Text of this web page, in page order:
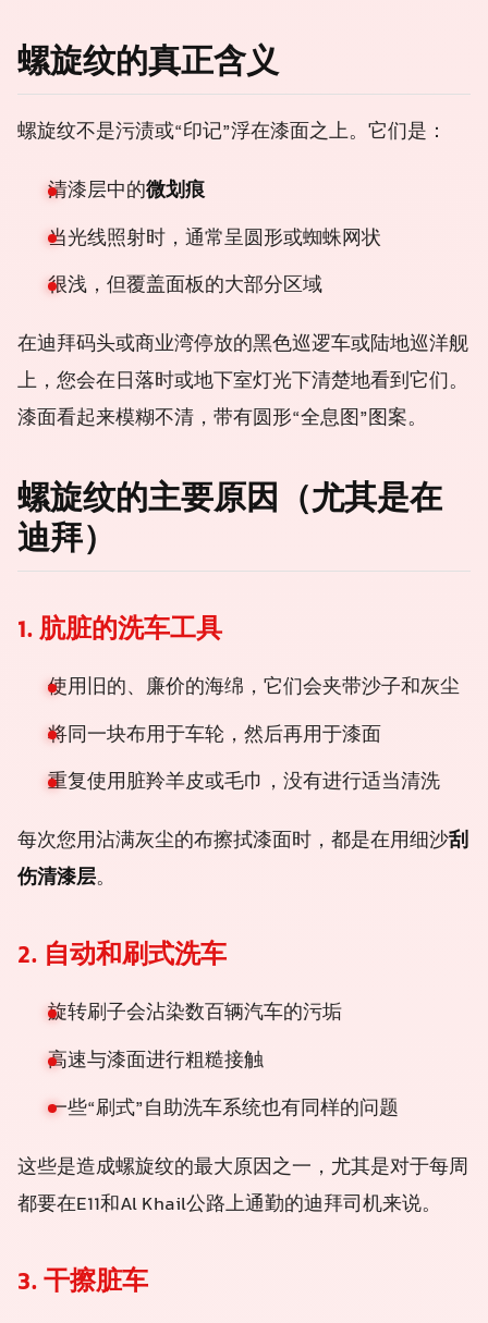
螺旋纹的真正含义
螺旋纹不是污渍或“印记”浮在漆面之上。它们是：
清漆层中的微划痕
当光线照射时，通常呈圆形或蜘蛛网状
很浅，但覆盖面板的大部分区域
在迪拜码头或商业湾停放的黑色巡逻车或陆地巡洋舰
上，您会在日落时或地下室灯光下清楚地看到它们。
漆面看起来模糊不清，带有圆形“全息图”图案。
螺旋纹的主要原因（尤其是在
迪拜）
1. 肮脏的洗车工具
使用旧的、廉价的海绵，它们会夹带沙子和灰尘
将同一块布用于车轮，然后再用于漆面
重复使用脏羚羊皮或毛巾，没有进行适当清洗
每次您用沾满灰尘的布擦拭漆面时，都是在用细沙刮
伤清漆层。
2. 自动和刷式洗车
旋转刷子会沾染数百辆汽车的污垢
高速与漆面进行粗糙接触
一些“刷式”自助洗车系统也有同样的问题
这些是造成螺旋纹的最大原因之一，尤其是对于每周
都要在E11和Al Khail公路上通勤的迪拜司机来说。
3. 干擦脏车